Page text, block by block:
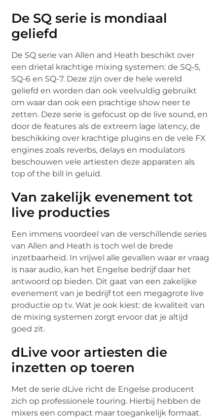
De SQ serie is mondiaal
geliefd
De SQ serie van Allen and Heath beschikt over
een drietal krachtige mixing systemen: de SQ-5,
SQ-6 en SQ-7. Deze zijn over de hele wereld
geliefd en worden dan ook veelvuldig gebruikt
om waar dan ook een prachtige show neer te
zetten. Deze serie is gefocust op de live sound, en
door de features als de extreem lage latency, de
beschikking over krachtige plugins en de vele FX
engines zoals reverbs, delays en modulators
beschouwen vele artiesten deze apparaten als
top of the bill in geluid.
Van zakelijk evenement tot
live producties
Een immens voordeel van de verschillende series
van Allen and Heath is toch wel de brede
inzetbaarheid. In vrijwel alle gevallen waar er vraag
is naar audio, kan het Engelse bedrijf daar het
antwoord op bieden. Dit gaat van een zakelijke
evenement van je bedrijf tot een megagrote live
productie op tv. Wat je ook kiest: de kwaliteit van
de mixing systemen zorgt ervoor dat je altijd
goed zit.
dLive voor artiesten die
inzetten op toeren
Met de serie dLive richt de Engelse producent
zich op professionele touring. Hierbij hebben de
mixers een compact maar toegankelijk formaat.